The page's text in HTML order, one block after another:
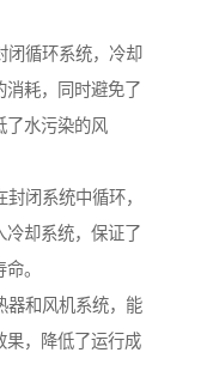
闭循环系统，冷却
消耗，同时避免了
了水污染的风
闭系统中循环，
冷却系统，保证了
。
器和风机系统，能
果，降低了运行成